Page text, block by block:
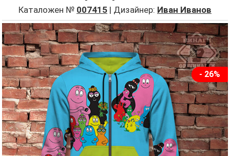
Каталожен № 007415 | Дизайнер: Иван Иванов
- 26%